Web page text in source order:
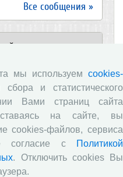
Все сообщения »
север», № 74, 11
обзор
газета «Известия»,
«Повышение
мы используем cookies-
и статистического
Вами страниц сайта
на сайте, вы
cookies-файлов, сервиса
согласие с
Политикой
. Отключить cookies Вы